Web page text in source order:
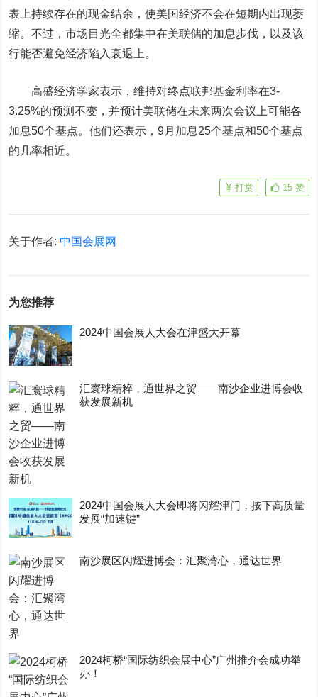
表上持续存在的现金结余，使美国经济不会在短期内出现萎
缩。不过，市场目光全都集中在美联储的加息步伐，以及该
行能否避免经济陷入衰退上。
高盛经济学家表示，维持对终点联邦基金利率在3-
3.25%的预测不变，并预计美联储在未来两次会议上可能各
加息50个基点。他们还表示，9月加息25个基点和50个基点
的几率相近。
15 赞
打赏
关于作者:中国会展网
为您推荐
2024中国会展人大会在津盛大开幕
汇寰球精粹，通世界之贸——南沙企业进博会收
获发展新机
2024中国会展人大会即将闪耀津门，按下高质量
发展“加速键”
南沙展区闪耀进博会：汇聚湾心，通达世界
2024柯桥“国际纺织会展中心”广州推介会成功举
办！